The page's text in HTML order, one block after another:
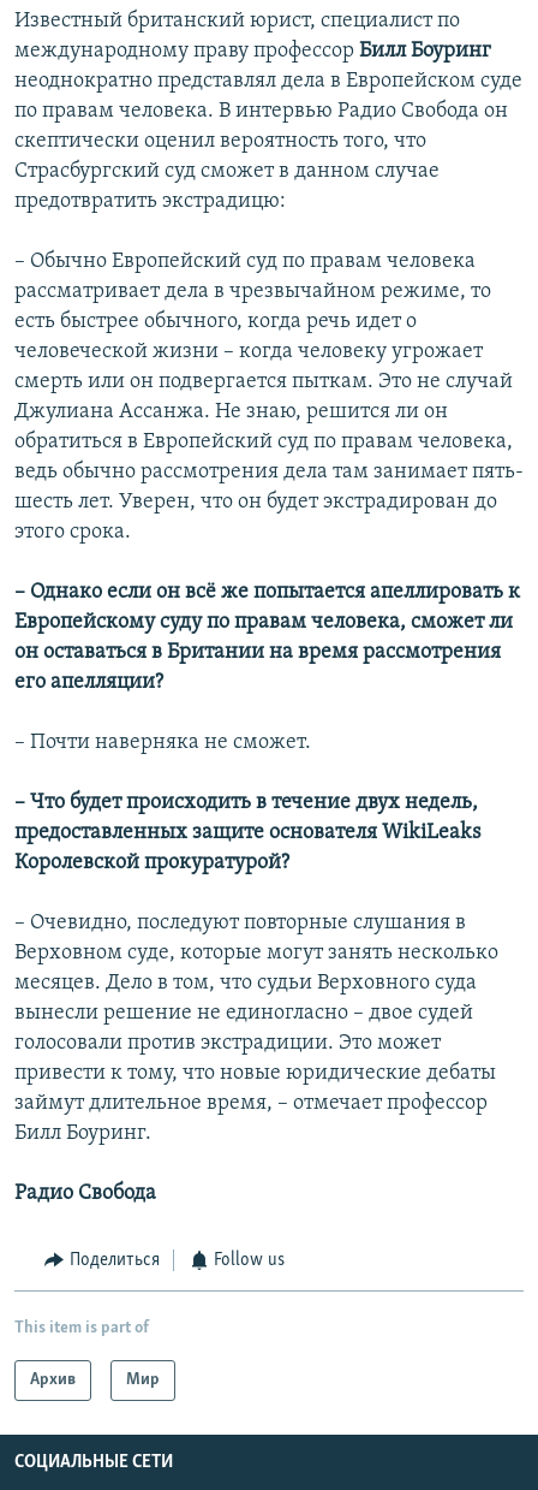
Известный британский юрист, специалист по
международному праву профессор Билл Боуринг
неоднократно представлял дела в Европейском суде
по правам человека. В интервью Радио Свобода он
скептически оценил вероятность того, что
Страсбургский суд сможет в данном случае
предотвратить экстрадицю:
– Обычно Европейский суд по правам человека
рассматривает дела в чрезвычайном режиме, то
есть быстрее обычного, когда речь идет о
человеческой жизни – когда человеку угрожает
смерть или он подвергается пыткам. Это не случай
Джулиана Ассанжа. Не знаю, решится ли он
обратиться в Европейский суд по правам человека,
ведь обычно рассмотрения дела там занимает пять-
шесть лет. Уверен, что он будет экстрадирован до
этого срока.
– Однако если он всё же попытается апеллировать к
Европейскому суду по правам человека, сможет ли
он оставаться в Британии на время рассмотрения
его апелляции?
– Почти наверняка не сможет.
– Что будет происходить в течение двух недель,
предоставленных защите основателя WikiLeaks
Королевской прокуратурой?
– Очевидно, последуют повторные слушания в
Верховном суде, которые могут занять несколько
месяцев. Дело в том, что судьи Верховного суда
вынесли решение не единогласно – двое судей
голосовали против экстрадиции. Это может
привести к тому, что новые юридические дебаты
займут длительное время, – отмечает профессор
Билл Боуринг.
Радио Свобода
Поделиться Follow us
This item is part of
Архив Мир
СОЦИАЛЬНЫЕ СЕТИ